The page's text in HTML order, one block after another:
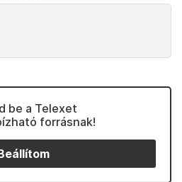
be a Telexet
forrásnak!